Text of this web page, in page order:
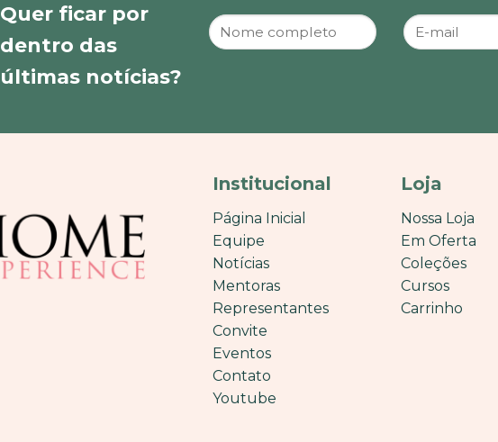
Quer ficar por
dentro das
últimas notícias?
Institucional
Página Inicial
Equipe
Notícias
Mentoras
Representantes
Convite
Eventos
Contato
Youtube
Loja
Nossa Loja
Em Oferta
Coleções
Cursos
Carrinho